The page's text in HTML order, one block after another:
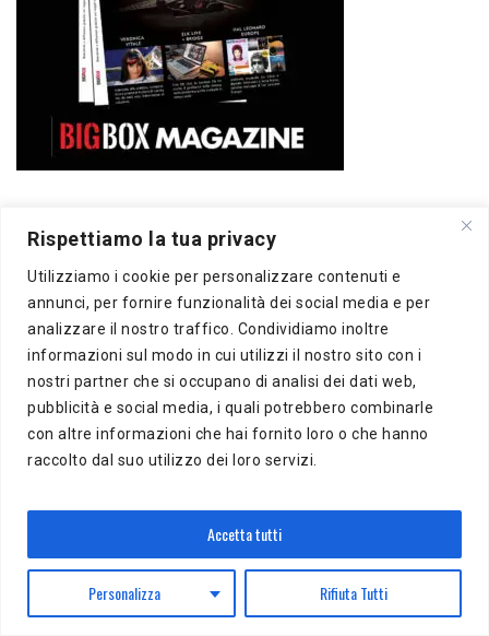
Rispettiamo la tua privacy
Utilizziamo i cookie per personalizzare contenuti e
annunci, per fornire funzionalità dei social media e per
analizzare il nostro traffico. Condividiamo inoltre
informazioni sul modo in cui utilizzi il nostro sito con i
nostri partner che si occupano di analisi dei dati web,
pubblicità e social media, i quali potrebbero combinarle
con altre informazioni che hai fornito loro o che hanno
raccolto dal suo utilizzo dei loro servizi.
Personalizza Rifiuta Tutti
Accetta tutti
Copyright 2020 BigBox Media
di Piero Chianura
P.IVA 12412930963
Tutti i diritti riservati
Musicedu
è un supplemento online della freepress BigBox
Autorizzazione presso il Tribunale di Milano n.383 del
16/10/2012
BigBox Media